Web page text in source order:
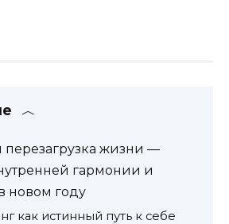
перезагрузка жизни —
гармонии и
новом году
как истинный путь к себе